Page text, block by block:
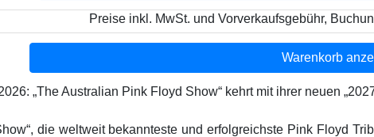
Preise inkl. MwSt. und Vorverkaufsgebühr,
Warenkorb
„The Australian Pink Floyd Show“ kehrt mit ihrer neuen
die weltweit bekannteste und erfolgreichste Pink Floyd